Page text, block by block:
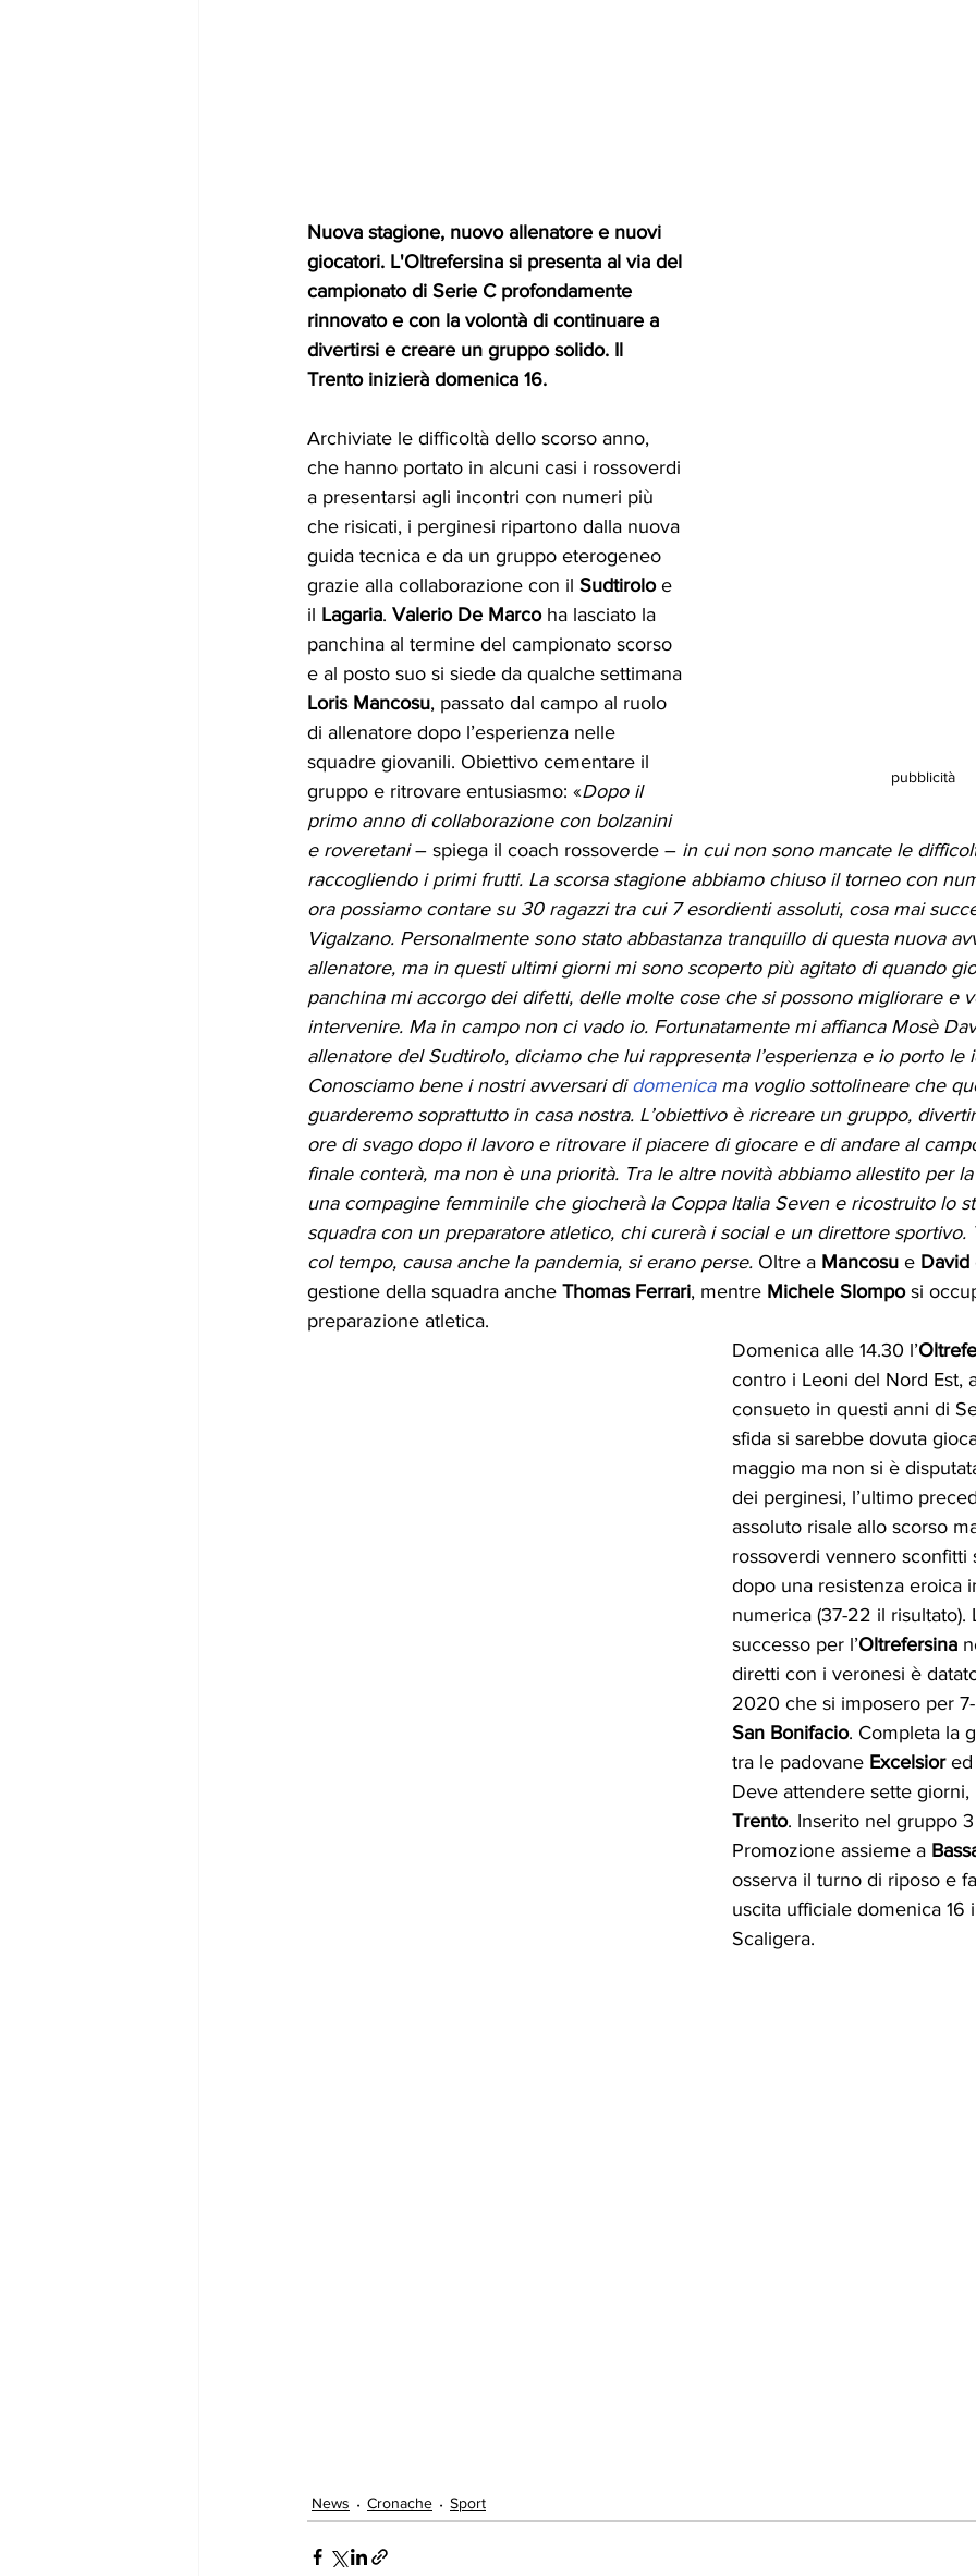
pubblicità
Nuova stagione, nuovo allenatore e nuovi
giocatori. L'Oltrefersina si presenta al via del
campionato di Serie C profondamente
rinnovato e con la volontà di continuare a
divertirsi e creare un gruppo solido. Il
Trento inizierà domenica 16.
Archiviate le difficoltà dello scorso anno,
che hanno portato in alcuni casi i rossoverdi
a presentarsi agli incontri con numeri più
che risicati, i perginesi ripartono dalla nuova
guida tecnica e da un gruppo eterogeneo
grazie alla collaborazione con il Sudtirolo e
il Lagaria. Valerio De Marco ha lasciato la
panchina al termine del campionato scorso
e al posto suo si siede da qualche settimana
Loris Mancosu, passato dal campo al ruolo
di allenatore dopo l’esperienza nelle
squadre giovanili. Obiettivo cementare il
gruppo e ritrovare entusiasmo: «Dopo il
primo anno di collaborazione con bolzanini
e roveretani – spiega il coach rossoverde – in cui non sono mancate le
raccogliendo i primi frutti. La scorsa stagione abbiamo chiuso il torneo con
ora possiamo contare su 30 ragazzi tra cui 7 esordienti assoluti, cosa mai
Vigalzano. Personalmente sono stato abbastanza tranquillo di questa nuova
allenatore, ma in questi ultimi giorni mi sono scoperto più agitato di quando
panchina mi accorgo dei difetti, delle molte cose che si possono migliorare e
intervenire. Ma in campo non ci vado io. Fortunatamente mi affianca Mosè
allenatore del Sudtirolo, diciamo che lui rappresenta l’esperienza e io porto
Conosciamo bene i nostri avversari di domenica ma voglio sottolineare che
guarderemo soprattutto in casa nostra. L’obiettivo è ricreare un gruppo,
ore di svago dopo il lavoro e ritrovare il piacere di giocare e di andare al
finale conterà, ma non è una priorità. Tra le altre novità abbiamo allestito per
una compagine femminile che giocherà la Coppa Italia Seven e ricostruito lo
squadra con un preparatore atletico, chi curerà i social e un direttore
col tempo, causa anche la pandemia, si erano perse. Oltre a Mancosu e David
gestione della squadra anche Thomas Ferrari, mentre Michele Slompo si
preparazione atletica.
Domenica alle 14.30 l’
contro i Leoni del Nord Est,
consueto in questi anni di
sfida si sarebbe dovuta
maggio ma non si è
dei perginesi, l’ultimo
assoluto risale allo scorso
rossoverdi vennero
dopo una resistenza eroica
numerica (37-22 il risultato).
successo per l’Oltrefersina
diretti con i veronesi è
2020 che si imposero per
San Bonifacio. Completa la
tra le padovane Excelsior ed
Deve attendere sette
Trento. Inserito nel gruppo
Promozione assieme a
osserva il turno di riposo e
uscita ufficiale domenica 16
Scaligera.
News Cronache Sport